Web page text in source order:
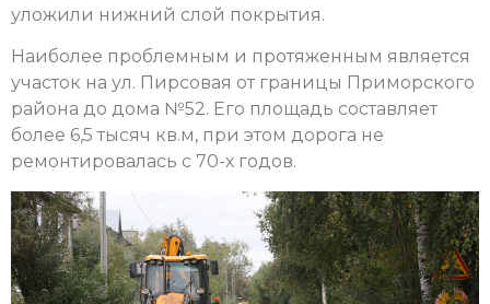
уложили нижний слой покрытия.
Наиболее проблемным и протяженным является
участок на ул. Пирсовая от границы Приморского
района до дома №52. Его площадь составляет
более 6,5 тысяч кв.м, при этом дорога не
ремонтировалась с 70-х годов.